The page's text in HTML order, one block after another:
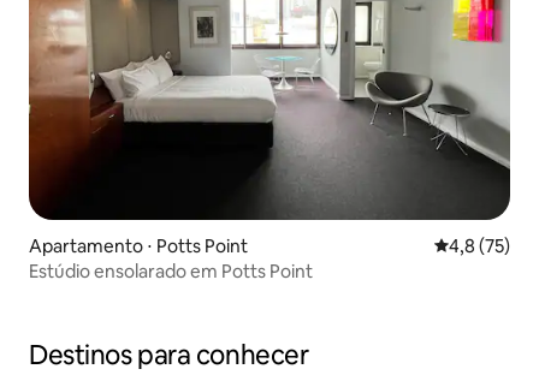
Apartamento ⋅ Potts Point 4,8 de uma
4,8 (75)
Estúdio ensolarado em Potts Point
Destinos para conhecer